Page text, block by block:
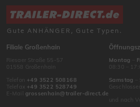
Gute ANHÄNGER, Gute Typen.
Filiale Großenhain
Riesaer Straße 55-57
01558 Großenhain
Telefon +49 3522 508168
Telefax +49 3522 528749
E-Mail grossenhain@trailer-direct.de
Montag
08:30 –
Samstag
Geschlossen
und nach